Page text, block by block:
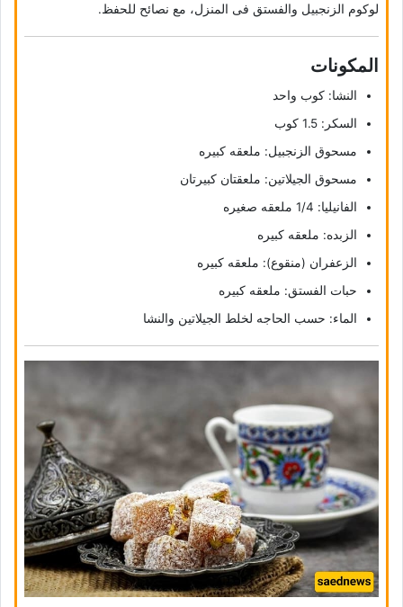
لوکوم الزنجبیل والفستق فی المنزل، مع نصائح للحفظ.
المکونات
النشا: کوب واحد
السکر: 1.5 کوب
مسحوق الزنجبیل: ملعقه کبیره
مسحوق الجیلاتین: ملعقتان کبیرتان
الفانیلیا: 1/4 ملعقه صغیره
الزبده: ملعقه کبیره
الزعفران (منقوع): ملعقه کبیره
حبات الفستق: ملعقه کبیره
الماء: حسب الحاجه لخلط الجیلاتین والنشا